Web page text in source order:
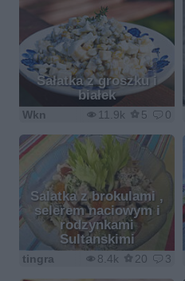
Sałatka z groszku i
białek
11.9k 5 0
Wkn
Salatka z brokulami ,
selerem naciowym i
rodzynkami
Sultanskimi
8.4k 20 3
tingra